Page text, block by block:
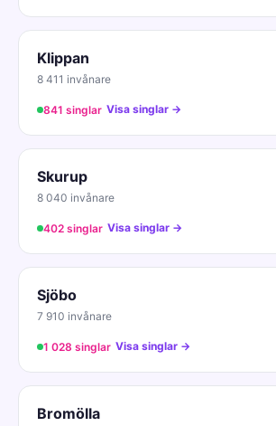
Klippan
8 411 invånare
841 singlar Visa singlar →
Skurup
8 040 invånare
402 singlar Visa singlar →
Sjöbo
7 910 invånare
1 028 singlar Visa singlar →
Bromölla